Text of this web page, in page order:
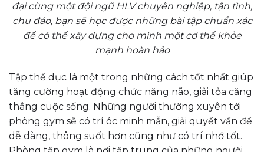
đại cùng một đội ngũ HLV chuyên nghiệp, tận tình,
chu đáo, bạn sẽ học được những bài tập chuẩn xác
để có thể xây dựng cho mình một cơ thể khỏe
mạnh hoàn hảo
Tập thể dục là một trong những cách tốt nhất giúp
tăng cường hoạt động chức năng não, giải tỏa căng
thẳng cuộc sống. Những người thường xuyên tới
phòng gym sẽ có trí óc minh mẫn, giải quyết vấn đề
dễ dàng, thông suốt hơn cũng như có trí nhớ tốt.